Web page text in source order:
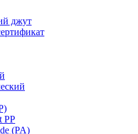
джут
PP
(PA)